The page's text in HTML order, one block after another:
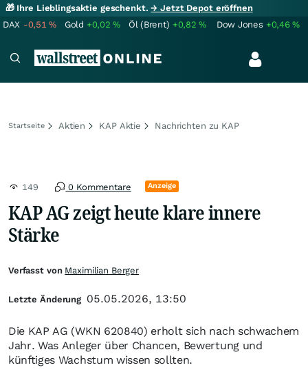
🎁 Ihre Lieblingsaktie geschenkt.→ Jetzt Depot eröffnen
DAX -0,51% Gold +0,02% Öl (Brent) +0,82% Dow Jones +0,46%
Startseite Aktien KAP Aktie Nachrichten zu KAP
149 0 Kommentare Anzeige
KAP AG zeigt heute klare innere
Stärke
Die KAP AG (WKN 620840) erholt sich nach schwachem
Jahr. Was Anleger über Chancen, Bewertung und
künftiges Wachstum wissen sollten.
Verfasst von Maximilian Berger
Letzte Änderung 05.05.2026, 13:50